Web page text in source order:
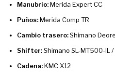
Manubrio:Merida Expert CC
Puños:Merida Comp TR
Cambio trasero:Shimano
Shifter:Shimano SL-MT500-IL
Cadena:KMC X12